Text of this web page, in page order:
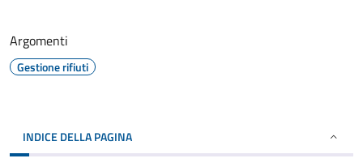
Argomenti
Gestione rifiuti
INDICE DELLA PAGINA